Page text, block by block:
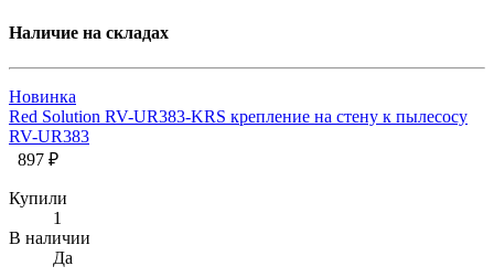
Наличие на складах
Новинка
Red Solution RV-UR383-KRS крепление на стену к пылесосу
RV-UR383
897 ₽
Купили
1
В наличии
Да